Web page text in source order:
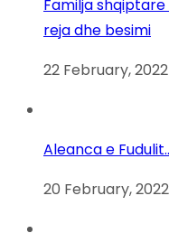
Familja
reja dhe besimi
22 February, 2022
Aleanca e
20 February, 2022